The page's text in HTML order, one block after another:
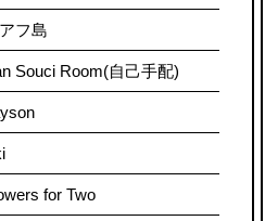
フ島
Souci Room(自己手配)
for Two